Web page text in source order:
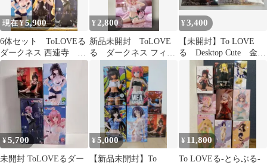
現在 ¥5,900
6体セット ToLOVEる
ダークネス 西連寺 古
手川唯 結城美柑 モ
モ 金色の闇
¥ 2,800
新品未開封 ToLOVE
る ダークネス フィギ
ュア 2体セット 匿名配
¥3,400
【未開封】To LOVE
る Desktop Cute 金色
の闇 結城美柑
¥5,700
未開封 ToLOVEるダー
¥5,000
【新品未開封】To
¥ 11,800
To LOVEる-とらぶる-